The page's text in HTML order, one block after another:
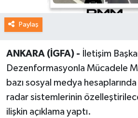
Paylaş
ANKARA (İGFA) -
İletişim
Dezenformasyonla Mücadele
bazı sosyal medya
radar sistemlerinin
ilişkin açıklama yaptı.